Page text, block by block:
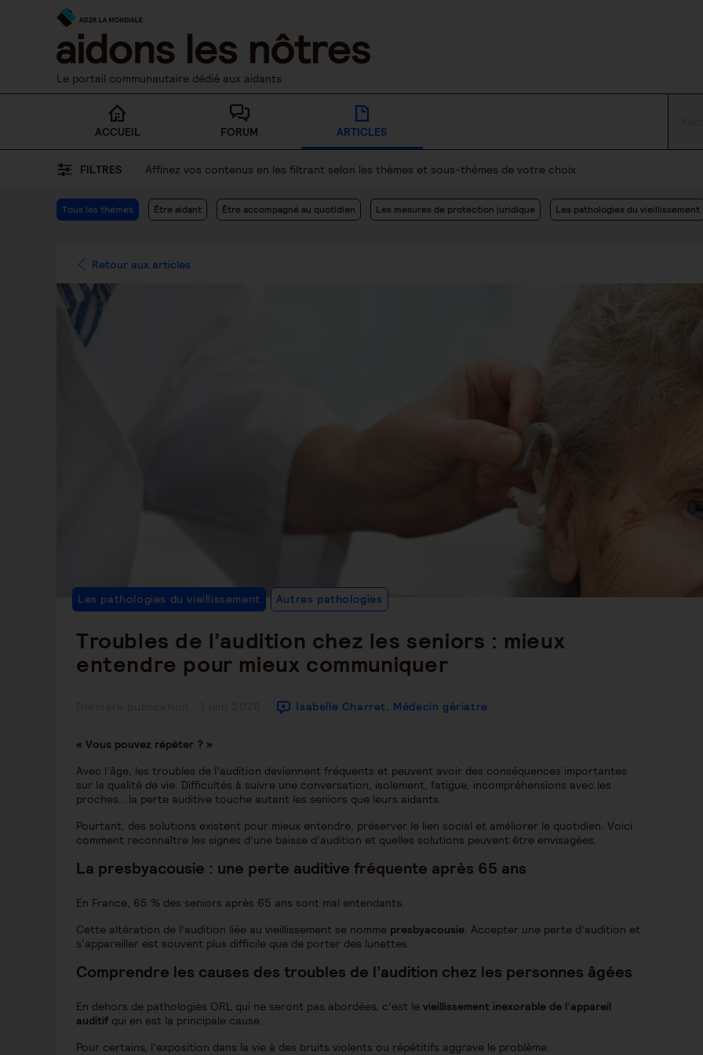
Le portail communautaire dédié aux aidants
ACCUEIL FORUM ARTICLES
FILTRES Affinez vos contenus en les filtrant selon les thèmes et sous-thèmes de votre choix
Tous les thèmes Être aidant Être accompagné au quotidien Les mesures de protection juridique Les pathologies du vieillissement
Retour aux articles
Troubles de l’audition chez les seniors : mieux
entendre pour mieux communiquer
Isabelle Charret, Médecin gériatre
Les pathologies du vieillissement Autres pathologies
« Vous pouvez répéter ? »
Avec l’âge, les troubles de l’audition deviennent fréquents et peuvent avoir des conséquences importantes
sur la qualité de vie. Difficultés à suivre une conversation, isolement, fatigue, incompréhensions avec les
proches… la perte auditive touche autant les seniors que leurs aidants.
Pourtant, des solutions existent pour mieux entendre, préserver le lien social et améliorer le quotidien. Voici
comment reconnaître les signes d’une baisse d’audition et quelles solutions peuvent être envisagées.
La presbyacousie : une perte auditive fréquente après 65 ans
En France, 65 % des seniors après 65 ans sont mal entendants.
Cette altération de l’audition liée au vieillissement se nomme presbyacousie. Accepter une perte d’audition et
s’appareiller est souvent plus difficile que de porter des lunettes.
Comprendre les causes des troubles de l’audition chez les personnes âgées
En dehors de pathologies ORL qui ne seront pas abordées, c’est le vieillissement inexorable de l’appareil
auditif qui en est la principale cause.
Pour certains, l’exposition dans la vie à des bruits violents ou répétitifs aggrave le problème.